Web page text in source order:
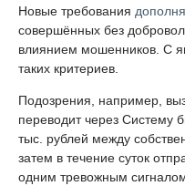
Новые требования
совершённых без
влиянием мошенников. С
таких критериев.
Подозрения, например,
переводит через Систему
тыс. рублей между
затем в течение суток
одним тревожным